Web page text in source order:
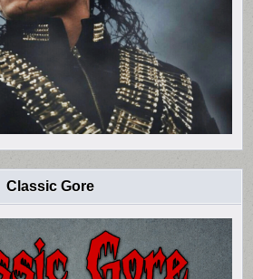
Classic Gore